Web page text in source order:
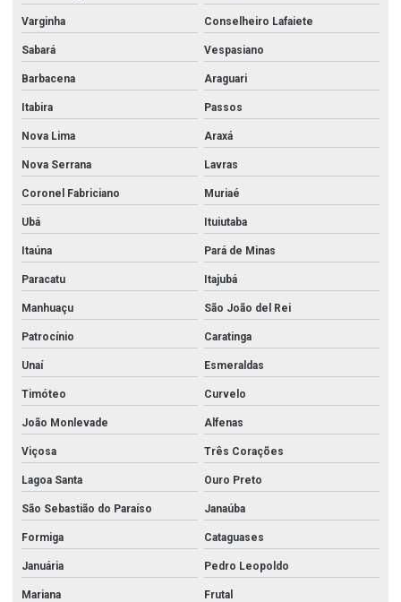
Varginha Conselheiro Lafaiete
Sabará Vespasiano
Barbacena Araguari
Itabira Passos
Nova Lima Araxá
Nova Serrana Lavras
Coronel Fabriciano Muriaé
Ubá Ituiutaba
Itaúna Pará de Minas
Paracatu Itajubá
Manhuaçu São João del Rei
Patrocínio Caratinga
Unaí Esmeraldas
Timóteo Curvelo
João Monlevade Alfenas
Viçosa Três Corações
Lagoa Santa Ouro Preto
São Sebastião do Paraíso Janaúba
Formiga Cataguases
Januária Pedro Leopoldo
Mariana Frutal